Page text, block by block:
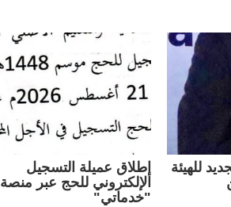
للهيئة
إطلاق عميلة التسجيل
الإلكتروني للحج عبر منصة
"خدماتي"